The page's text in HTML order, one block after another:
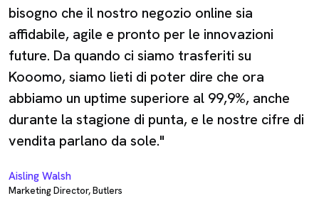
bisogno che il nostro negozio online sia
affidabile, agile e pronto per le innovazioni
future. Da quando ci siamo trasferiti su
Kooomo, siamo lieti di poter dire che ora
abbiamo un uptime superiore al 99,9%, anche
durante la stagione di punta, e le nostre cifre di
vendita parlano da sole."
Aisling Walsh
Marketing Director, Butlers